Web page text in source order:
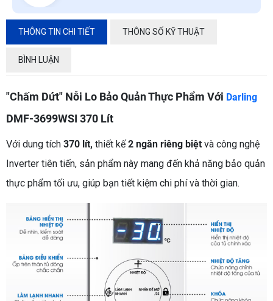
THÔNG TIN CHI TIẾT THÔNG SỐ KỸ THUẬT
BÌNH LUẬN
"Chấm Dứt" Nỗi Lo Bảo Quản Thực Phẩm Với Darling
DMF-3699WSI 370 Lít
Với dung tích 370 lít, thiết kế2 ngăn riêng biệt và công nghệ
Inverter tiên tiến, sản phẩm này mang đến khả năng bảo quản
thực phẩm tối ưu, giúp bạn tiết kiệm chi phí và thời gian.